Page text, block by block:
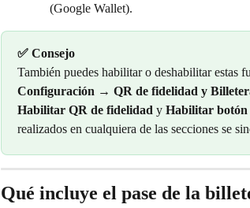
(Google Wallet).
✅ Consejo
También puedes habilitar o deshabilitar estas
Configuración → QR de fidelidad y
Habilitar QR de fidelidad y Habilitar
realizados en cualquiera de las secciones se
Qué incluye el pase de la